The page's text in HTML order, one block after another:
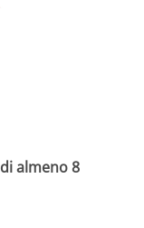
almeno 8